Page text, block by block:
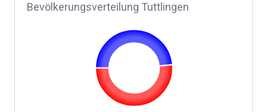
Bevölkerungsverteilung Tuttlingen